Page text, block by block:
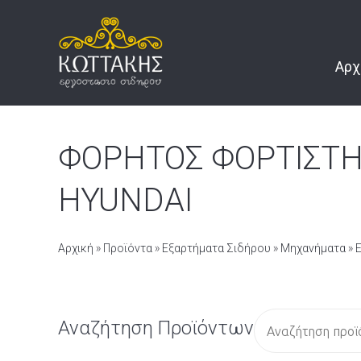
ΦΟΡΗΤΟΣ
HYUNDAI
Αρχική » Προϊόντα » Εξαρτήματα Σιδήρου » Μηχανήματα »
Αναζήτηση Προϊόντων